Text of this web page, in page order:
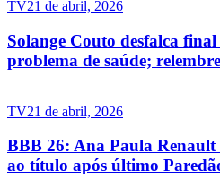
TV21 de abril, 2026
Solange Couto desfalca
problema de saúde;
TV21 de abril, 2026
BBB 26: Ana Paula
ao título após último